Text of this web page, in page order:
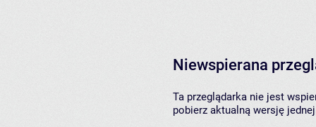
Niewspierana
Ta przeglądarka nie jest
pobierz aktualną wersję